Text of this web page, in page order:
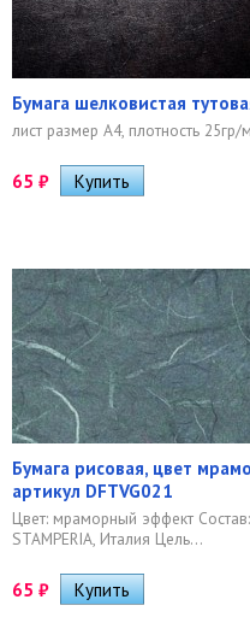
Бумага шелковистая
лист размер А4, плотность 25гр/
65 ₽
Бумага рисовая, цвет
артикул DFTVG021
Цвет: мраморный эффект
STAMPERIA, Италия Цель...
65 ₽